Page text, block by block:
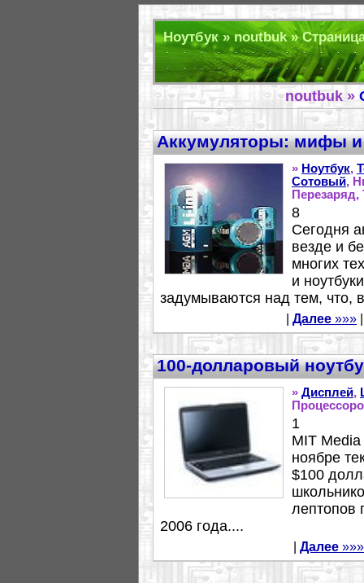
Ноутбук » noutbuk »
noutbuk »
Аккумуляторы: мифы и
» Ноутбук,
Сотовый,
Перезаряд,
8
Сегодня
везде и
многих
и
задумываются над тем, что,
Далее »»»
100-долларовый
» Дисплей,
1
MIT Media
ноябре
$100
лептопов
2006 года....
Далее »»»